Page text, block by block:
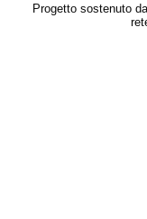
Progetto sostenuto